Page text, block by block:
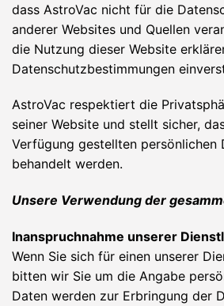
dass AstroVac nicht für die
anderer Websites und Quellen
die Nutzung dieser Website
Datenschutzbestimmungen
AstroVac respektiert die
seiner Website und stellt sicher,
Verfügung gestellten persönlichen
behandelt werden.
Unsere Verwendung der
Inanspruchnahme unserer
Wenn Sie sich für einen unserer
bitten wir Sie um die Angabe
Daten werden zur Erbringung der